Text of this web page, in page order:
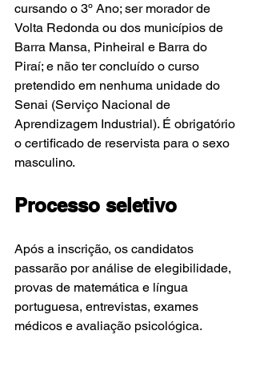
cursando o 3º Ano; ser morador de
Volta Redonda ou dos municípios de
Barra Mansa, Pinheiral e Barra do
Piraí; e não ter concluído o curso
pretendido em nenhuma unidade do
Senai (Serviço Nacional de
Aprendizagem Industrial). É obrigatório
o certificado de reservista para o sexo
masculino.
Processo seletivo
Após a inscrição, os candidatos
passarão por análise de elegibilidade,
provas de matemática e língua
portuguesa, entrevistas, exames
médicos e avaliação psicológica.